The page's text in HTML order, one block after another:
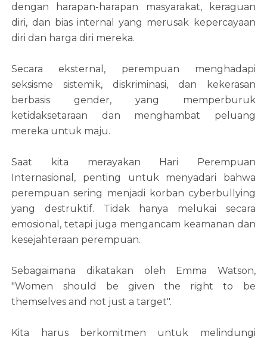
dengan harapan-harapan masyarakat, keraguan
diri, dan bias internal yang merusak kepercayaan
diri dan harga diri mereka.
Secara eksternal, perempuan menghadapi
seksisme sistemik, diskriminasi, dan kekerasan
berbasis gender, yang memperburuk
ketidaksetaraan dan menghambat peluang
mereka untuk maju.
Saat kita merayakan Hari Perempuan
Internasional, penting untuk menyadari bahwa
perempuan sering menjadi korban cyberbullying
yang destruktif. Tidak hanya melukai secara
emosional, tetapi juga mengancam keamanan dan
kesejahteraan perempuan.
Sebagaimana dikatakan oleh Emma Watson,
"Women should be given the right to be
themselves and not just a target".
Kita harus berkomitmen untuk melindungi